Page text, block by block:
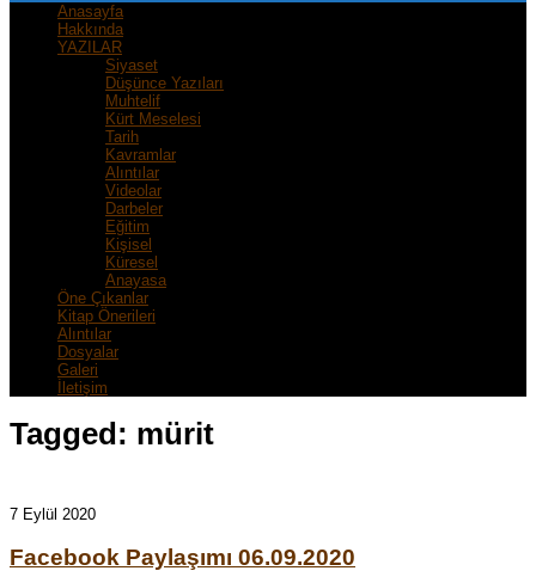
Anasayfa
Hakkında
YAZILAR
Siyaset
Düşünce Yazıları
Muhtelif
Kürt Meselesi
Tarih
Kavramlar
Alıntılar
Videolar
Darbeler
Eğitim
Kişisel
Küresel
Anayasa
Öne Çıkanlar
Kitap Önerileri
Alıntılar
Dosyalar
Galeri
İletişim
Tagged: mürit
7 Eylül 2020
Facebook Paylaşımı 06.09.2020